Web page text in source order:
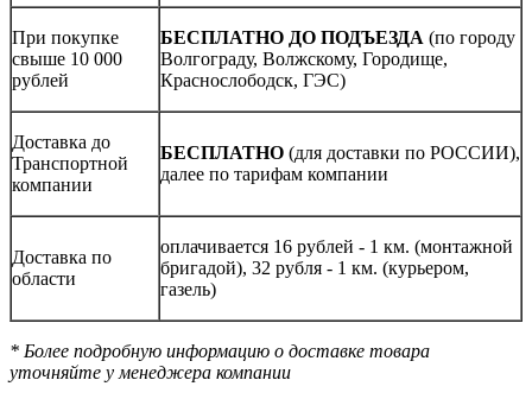
При покупке
свыше 10 000
рублей
БЕСПЛАТНО ДО ПОДЪЕЗДА (по городу
Волгограду, Волжскому, Городище,
Краснослободск, ГЭС)
Доставка до
Транспортной
компании
БЕСПЛАТНО (для доставки по РОССИИ),
далее по тарифам компании
Доставка по
области
оплачивается 16 рублей - 1 км. (монтажной
бригадой), 32 рубля - 1 км. (курьером,
газель)
* Более подробную информацию о доставке товара
уточняйте у менеджера компании